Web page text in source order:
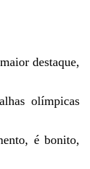
destaque,
olímpicas
é bonito,